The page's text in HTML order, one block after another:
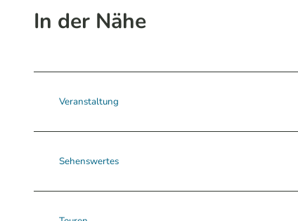
In der Nähe
Veranstaltung
Sehenswertes